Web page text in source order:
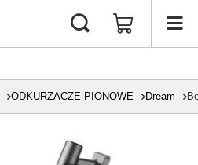
ODKURZACZE PIONOWE Dream